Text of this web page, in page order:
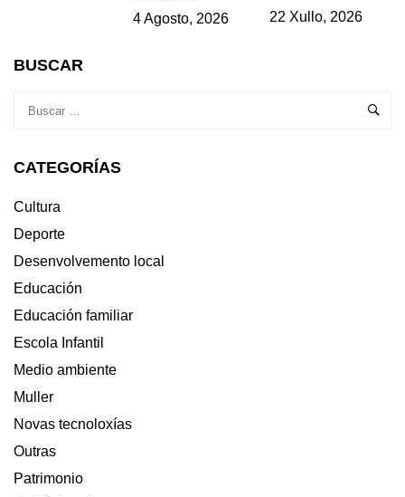
4 Agosto, 2026
22 Xullo, 2026
BUSCAR
CATEGORÍAS
Cultura
Deporte
Desenvolvemento local
Educación
Educación familiar
Escola Infantil
Medio ambiente
Muller
Novas tecnoloxías
Outras
Patrimonio